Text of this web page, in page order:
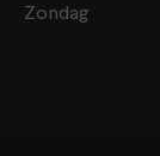
Zondag